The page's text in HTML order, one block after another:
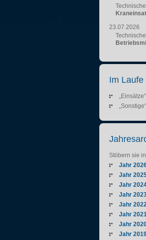
23.07.2026
Im
Stöbern sie
Jahr
Jahr
Jahr
Jahr
Jahr
Jahr
Jahr
Jahr